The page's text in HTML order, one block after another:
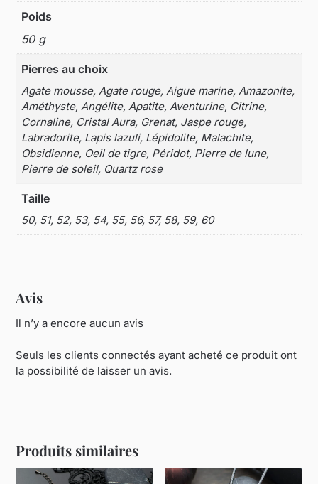
Poids
50 g
Pierres au choix
Agate mousse, Agate rouge, Aigue marine, Amazonite,
Améthyste, Angélite, Apatite, Aventurine, Citrine,
Cornaline, Cristal Aura, Grenat, Jaspe rouge,
Labradorite, Lapis lazuli, Lépidolite, Malachite,
Obsidienne, Oeil de tigre, Péridot, Pierre de lune,
Pierre de soleil, Quartz rose
Taille
50, 51, 52, 53, 54, 55, 56, 57, 58, 59, 60
Avis
Il n’y a encore aucun avis
Seuls les clients connectés ayant acheté ce produit ont
la possibilité de laisser un avis.
Produits similaires